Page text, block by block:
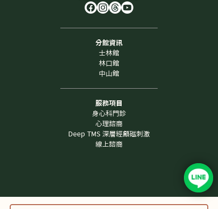
分館資訊
士林館
林口館
中山館
服務項目
身心科門診
心理諮商
Deep TMS 深層經顱磁刺激
線上諮商